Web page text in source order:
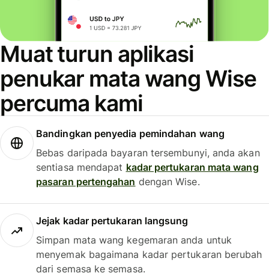
Muat turun aplikasi
penukar mata wang Wise
percuma kami
Bandingkan penyedia pemindahan wang
Bebas daripada bayaran tersembunyi, anda akan
sentiasa mendapat kadar pertukaran mata wang
pasaran pertengahan dengan Wise.
Jejak kadar pertukaran langsung
Simpan mata wang kegemaran anda untuk
menyemak bagaimana kadar pertukaran berubah
dari semasa ke semasa.